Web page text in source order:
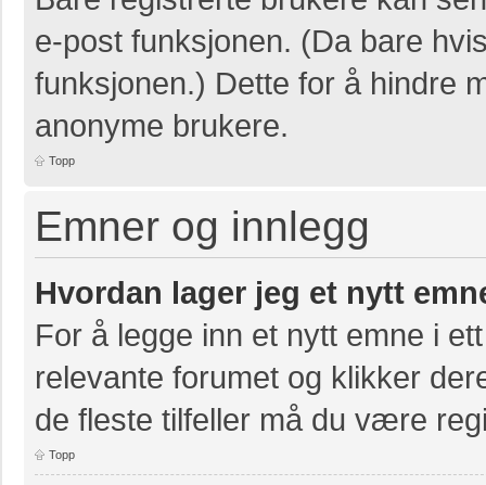
e-post funksjonen. (Da bare
funksjonen.) Dette for å hindre
anonyme brukere.
Topp
Emner og innlegg
Hvordan lager jeg et nytt
For å legge inn et nytt emne i
relevante forumet og klikker
de fleste tilfeller må du være
Topp